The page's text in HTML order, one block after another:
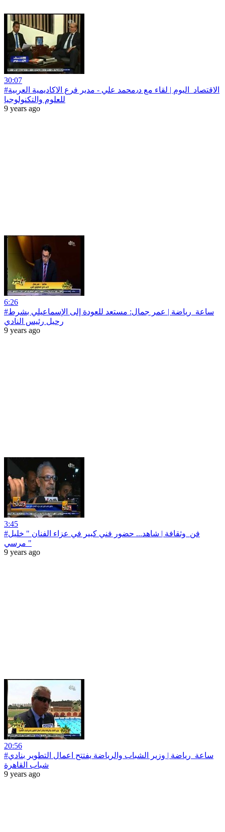
30:07
#الاقتصاد_اليوم | لقاء مع د٫محمد علي - مدير فرع الاكاديمية العربية
للعلوم والتكنولوجيا
9 years ago
6:26
#ساعة‪_‬رياضة | عمر جمال: مستعد للعودة إلى الإسماعيلي بشرط
رحيل رئيس النادي
9 years ago
3:45
#فن_وثقافة | شاهد... حضور فني كبير في عزاء الفنان " خليل
مرسي "
9 years ago
20:56
#ساعة‪_‬رياضة | وزير الشباب والرياضة يفتتح اعمال التطوير بنادي
شباب القاهرة
9 years ago